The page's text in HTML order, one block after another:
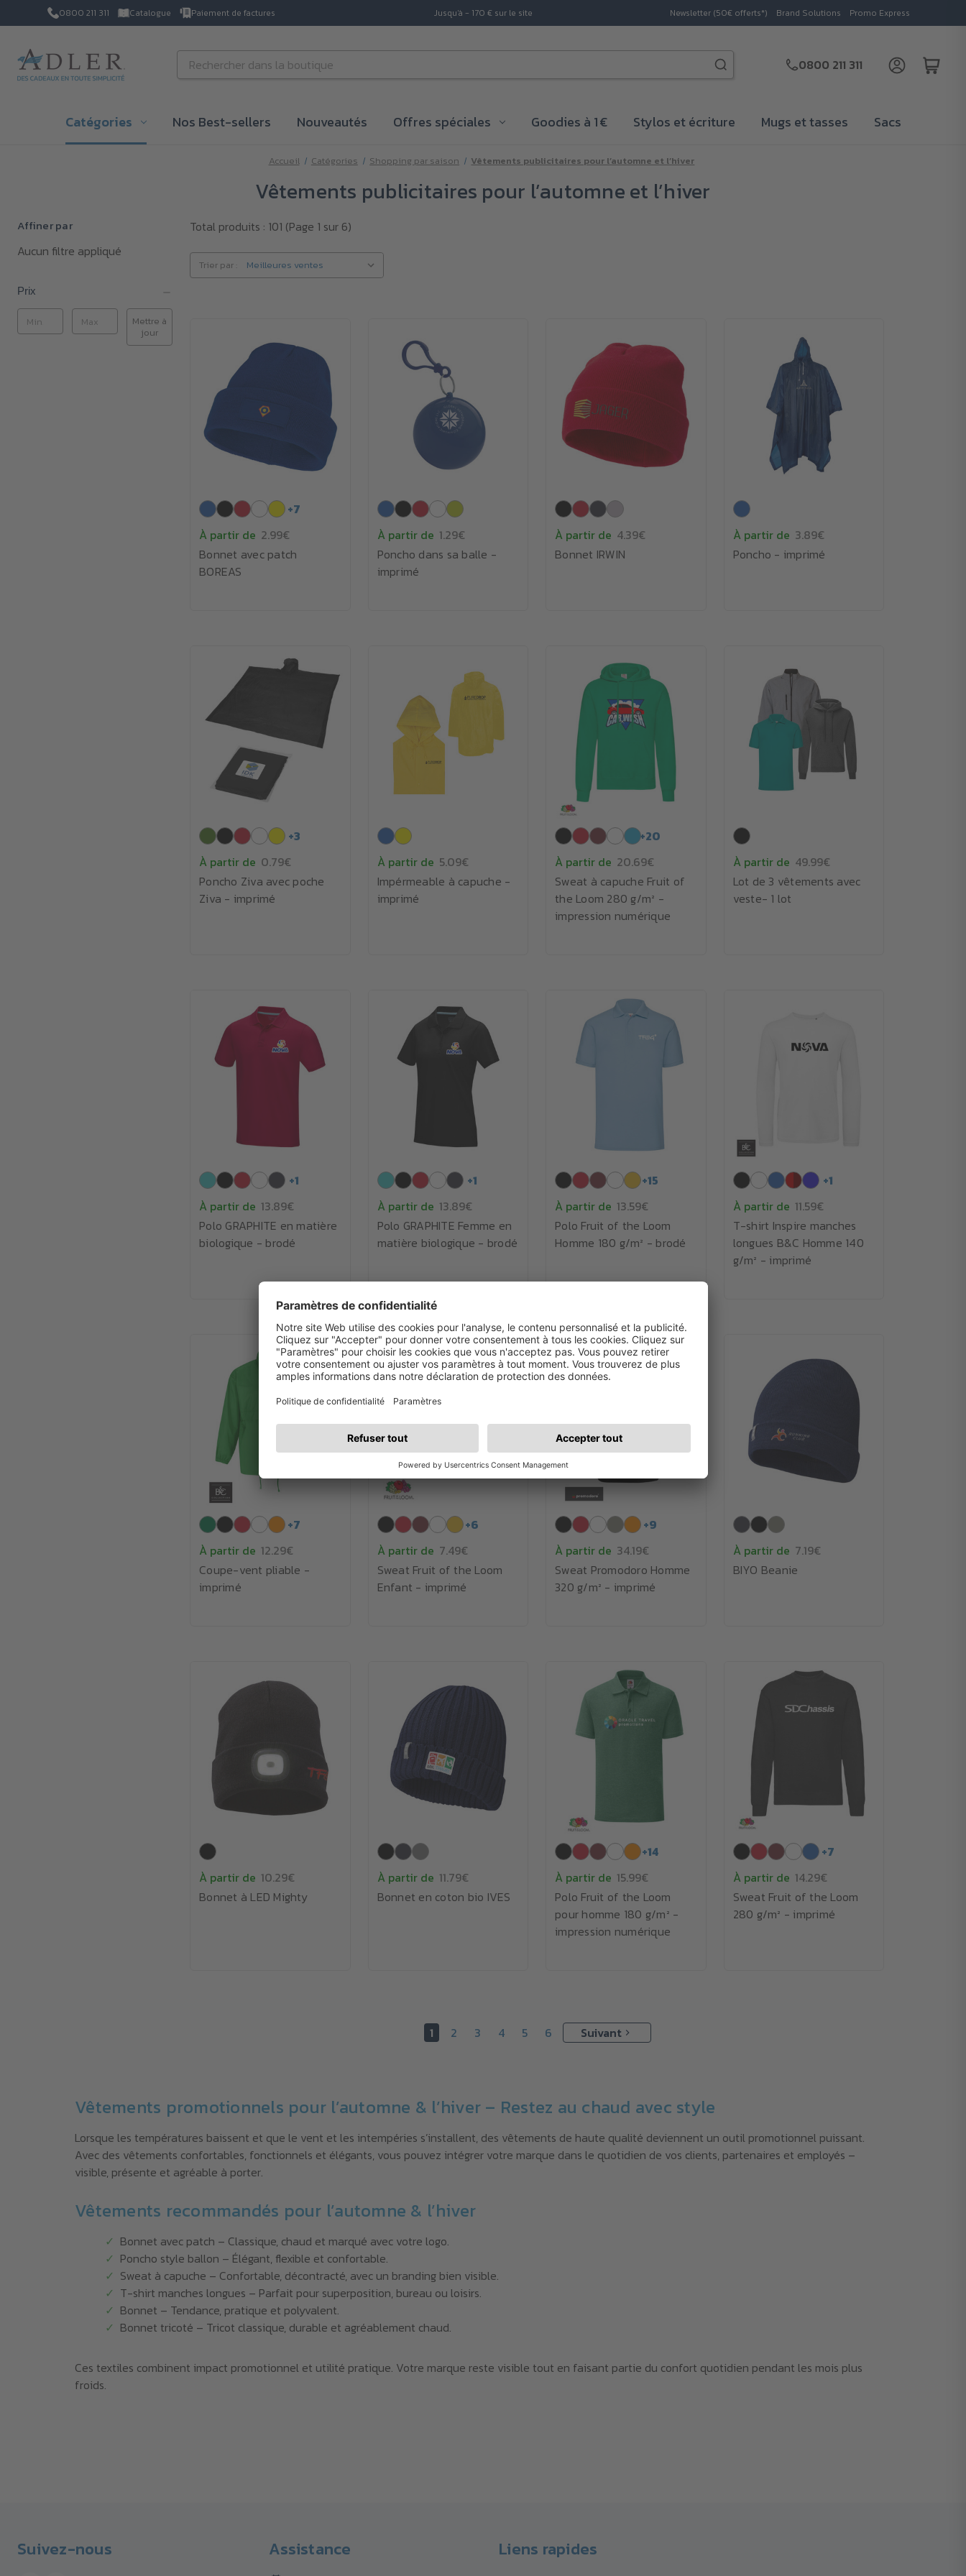
0800 211 311 Catalogue Paiement de factures Jusqu'à - 170 € sur le site Newsletter (50€ offerts*) Brand Solutions Promo Express
Rechercher
0800 211 311
Catégories Nos Best-sellers Nouveautés Offres spéciales Goodies à 1 € Stylos et écriture Mugs et tasses Sacs
Accueil Catégories Shopping par saison Vêtements publicitaires pour l’automne et l’hiver
Vêtements publicitaires pour l’automne et l’hiver
Affiner par
Aucun filtre appliqué
Prix
Mettre à
jour
Total produits : 101 (Page 1 sur 6)
Trier par :
+7
À partir de 2.99€
Bonnet avec patch
BOREAS
À partir de 1.29€
Poncho dans sa balle -
imprimé
À partir de 4.39€
Bonnet IRWIN
À partir de 3.89€
Poncho - imprimé
+3
À partir de 0.79€
Poncho Ziva avec poche
Ziva - imprimé
À partir de 5.09€
Impérmeable à capuche -
imprimé
+20
À partir de 20.69€
Sweat à capuche Fruit of
the Loom 280 g/m² -
impression numérique
À partir de 49.99€
Lot de 3 vêtements avec
veste- 1 lot
+1
À partir de 13.89€
Polo GRAPHITE en matière
biologique - brodé
+1
À partir de 13.89€
Polo GRAPHITE Femme en
matière biologique - brodé
+15
À partir de 13.59€
Polo Fruit of the Loom
Homme 180 g/m² - brodé
+1
À partir de 11.59€
T-shirt Inspire manches
longues B&C Homme 140
g/m² - imprimé
+7
À partir de 12.29€
Coupe-vent pliable -
imprimé
+6
À partir de 7.49€
Sweat Fruit of the Loom
Enfant - imprimé
+9
À partir de 34.19€
Sweat Promodoro Homme
320 g/m² - imprimé
À partir de 7.19€
BIYO Beanie
À partir de 10.29€
Bonnet à LED Mighty
À partir de 11.79€
Bonnet en coton bio IVES
+14
À partir de 15.99€
Polo Fruit of the Loom
pour homme 180 g/m² -
impression numérique
+7
À partir de 14.29€
Sweat Fruit of the Loom
280 g/m² - imprimé
1 2 3 4 5 6 Suivant
Vêtements promotionnels pour l’automne & l’hiver – Restez au chaud avec style
Lorsque les températures baissent et que le vent et les intempéries s’installent, des vêtements de haute qualité deviennent un outil promotionnel puissant.
Avec des vêtements confortables, fonctionnels et élégants, vous pouvez intégrer votre marque dans le quotidien de vos clients, partenaires et employés –
visible, présente et agréable à porter.
Vêtements recommandés pour l’automne & l’hiver
Bonnet avec patch – Classique, chaud et marqué avec votre logo.
Poncho style ballon – Élégant, flexible et confortable.
Sweat à capuche – Confortable, décontracté, avec un branding bien visible.
T-shirt manches longues – Parfait pour superposition, bureau ou loisirs.
Bonnet – Tendance, pratique et polyvalent.
Bonnet tricoté – Tricot classique, durable et agréablement chaud.
Ces textiles combinent impact promotionnel et utilité pratique. Votre marque reste visible tout en faisant partie du confort quotidien pendant les mois plus
froids.
Suivez-nous Assistance Liens rapides